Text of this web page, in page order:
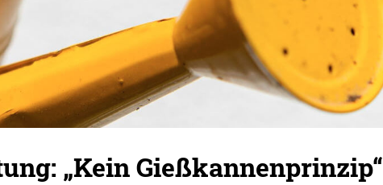
„Kein Gießkannenprinzip“